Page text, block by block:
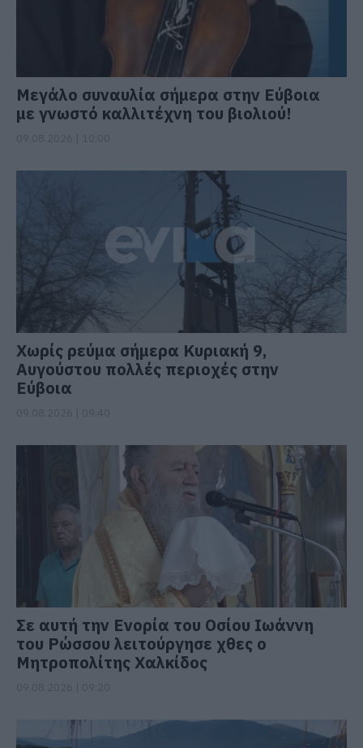
Μεγάλο συναυλία σήμερα στην Εύβοια
με γνωστό καλλιτέχνη του βιολιού!
Χωρίς ρεύμα σήμερα Κυριακή 9,
Αυγούστου πολλές περιοχές στην
Εύβοια
Σε αυτή την Ενορία του Οσίου Ιωάννη
του Ρώσσου λειτούργησε χθες ο
Μητροπολίτης Χαλκίδος